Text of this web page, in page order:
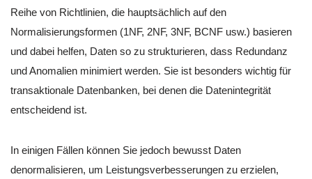
Reihe von Richtlinien, die hauptsächlich auf den
Normalisierungsformen (1NF, 2NF, 3NF, BCNF usw.) basieren
und dabei helfen, Daten so zu strukturieren, dass Redundanz
und Anomalien minimiert werden. Sie ist besonders wichtig für
transaktionale Datenbanken, bei denen die Datenintegrität
entscheidend ist.
In einigen Fällen können Sie jedoch bewusst Daten
denormalisieren, um Leistungsverbesserungen zu erzielen,